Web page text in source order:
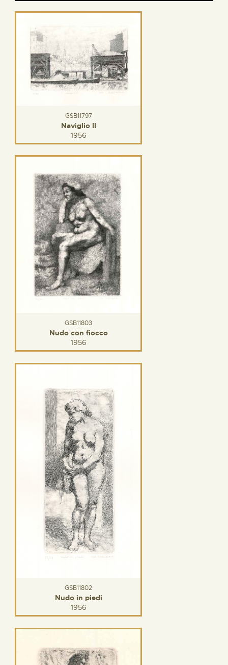
GSB11797
Naviglio II
1956
GSB11803
Nudo con fiocco
1956
GSB11802
Nudo in piedi
1956